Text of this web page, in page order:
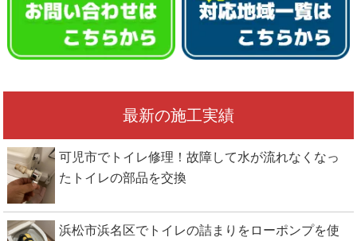
最新の施工実績
可児市でトイレ修理！故障して水が流れなくなっ
たトイレの部品を交換
浜松市浜名区でトイレの詰まりをローポンプを使